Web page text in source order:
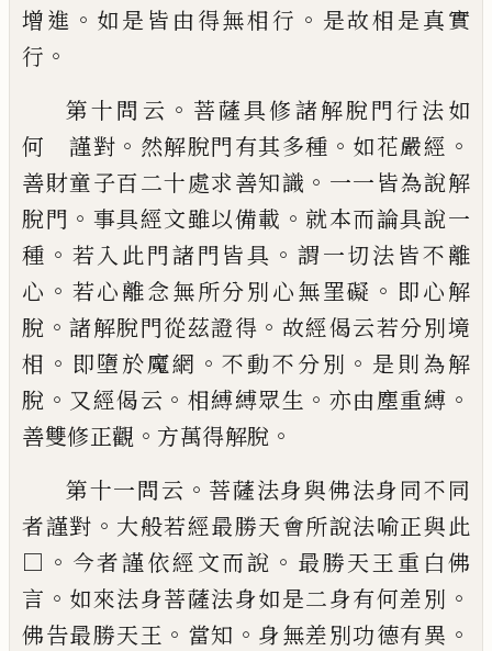
增進 。 如是皆由得無相行 。 是故相是真實
行 。
第十問云 。 菩薩具修諸解脫門行法如
何 謹對 。 然解脫門有其多種 。 如花嚴經 。
善財童子百二十處求善知識 。 一一皆為說解
脫門 。 事具經文雖以備載 。 就本而論具說一
種 。 若入此門諸門皆具 。 謂一切法皆不離
心 。 若心離念無所分別心無罣礙 。 即心解
脫 。諸解脫門從茲證得 。 故經偈云若分別境
相 。 即墮於魔網 。不動不分別 。 是則為解
脫 。 又經偈云 。 相縛縛眾生 。 亦由塵重縛 。
善雙修正觀 。 方萬得解脫 。
第十一問云 。 菩薩法身與佛法身同不同
者謹對 。 大般若經最勝天會所說法喻正與此
□ 。 今者謹依經文而說 。 最勝天王重白佛
言 。 如來法身菩薩法身如是二身有何差別 。
佛告最勝天王 。 當知 。 身無差別功德有異 。